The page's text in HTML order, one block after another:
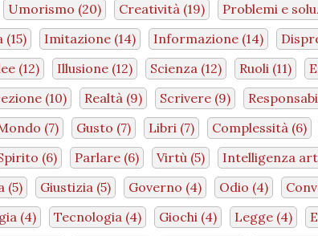
Umorismo (20) Creatività (19) Problemi e
(15) Imitazione (14) Informazione (14)
(12) Illusione (12) Scienza (12) Ruoli (11)
(10) Realtà (9) Scrivere (9)
(7) Gusto (7) Libri (7) Complessità (6)
(6) Parlare (6) Virtù (5) Intelligenza
(5) Giustizia (5) Governo (4) Odio (4)
(4) Tecnologia (4) Giochi (4) Legge (4)